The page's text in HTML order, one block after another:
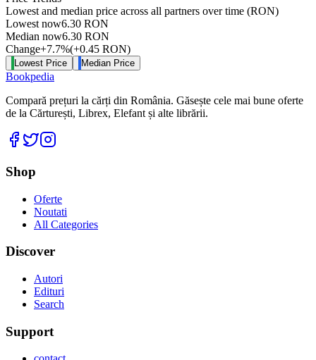
Lowest and median price across all partners over time (RON)
Lowest now6.30 RON
Median now6.30 RON
Change+7.7%(+0.45 RON)
Lowest Price Median Price
Bookpedia
Compară prețuri la cărți din România. Găsește cele mai bune oferte
de la Cărturești, Librex, Elefant și alte librării.
Facebook
Twitter
Shop
Oferte
Noutati
All Categories
Discover
Autori
Edituri
Search
Support